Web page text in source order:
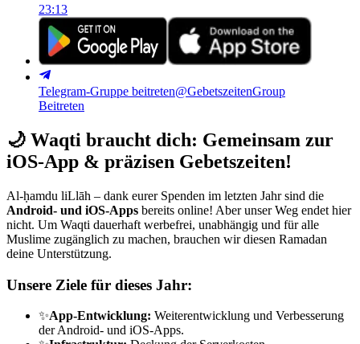
23:13
Telegram-Gruppe beitreten@GebetszeitenGroup
Beitreten
🌙 Waqti braucht dich: Gemeinsam zur
iOS-App & präzisen Gebetszeiten!
Al-ḥamdu liLlāh – dank eurer Spenden im letzten Jahr sind die
Android- und iOS-Apps bereits online! Aber unser Weg endet hier
nicht. Um Waqti dauerhaft werbefrei, unabhängig und für alle
Muslime zugänglich zu machen, brauchen wir diesen Ramadan
deine Unterstützung.
Unsere Ziele für dieses Jahr:
✨App-Entwicklung: Weiterentwicklung und Verbesserung
der Android- und iOS-Apps.